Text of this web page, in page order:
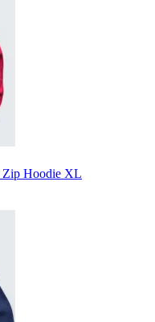
Zip Hoodie XL